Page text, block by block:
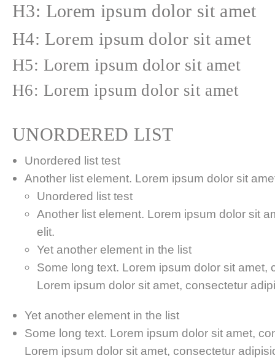
H3: Lorem ipsum dolor sit amet
H4: Lorem ipsum dolor sit amet
H5: Lorem ipsum dolor sit amet
H6: Lorem ipsum dolor sit amet
UNORDERED LIST
Unordered list test
Another list element. Lorem ipsum dolor sit
Unordered list test
Another list element. Lorem ipsum dolor sit
elit.
Yet another element in the list
Some long text. Lorem ipsum dolor sit amet,
Lorem ipsum dolor sit amet, consectetur
Yet another element in the list
Some long text. Lorem ipsum dolor sit amet,
Lorem ipsum dolor sit amet, consectetur